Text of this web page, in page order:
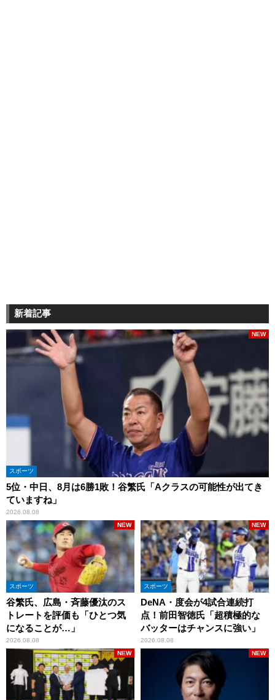
新着記事
スポーツ
5位・中日、8月は6勝1敗！谷繁氏「Aクラスの可能性が出てき
ていますね」
2026.08.08
NEW
スポーツ
谷繁氏、広島・斉藤優汰のス
トレートを評価も「ひとつ気
になることが…」
2026.08.08
NEW
スポーツ
DeNA・度会が4試合連続打
点！前田智徳氏「超積極的な
バッターはチャンスに強い」
2026.08.08
NEW
NEW NEW